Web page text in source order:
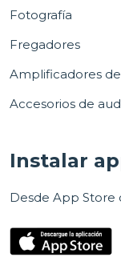
Fotografía
Fregadores
Amplificadores de
Accesorios de
Instalar
Desde App Store